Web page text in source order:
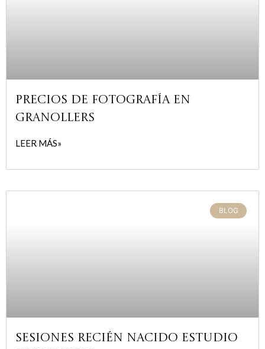
Precios de fotografía en
Granollers
LEER MÁS»
BLOG
Sesiones recién nacido estudio